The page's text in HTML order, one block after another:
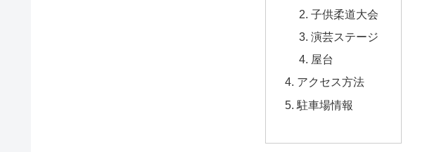
子供柔道大会
演芸ステージ
屋台
アクセス方法
駐車場情報